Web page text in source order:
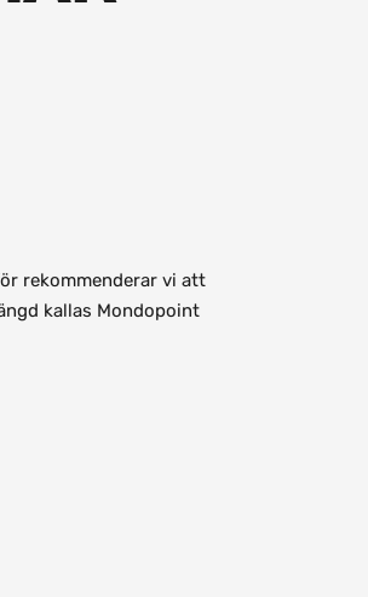
rekommenderar vi att
kallas Mondopoint